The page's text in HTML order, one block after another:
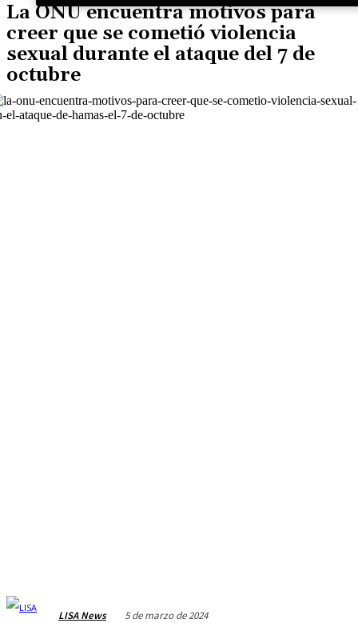
La ONU encuentra motivos para
creer que se cometió violencia
sexual durante el ataque del 7 de
octubre
LISA News 5 de marzo de 2024